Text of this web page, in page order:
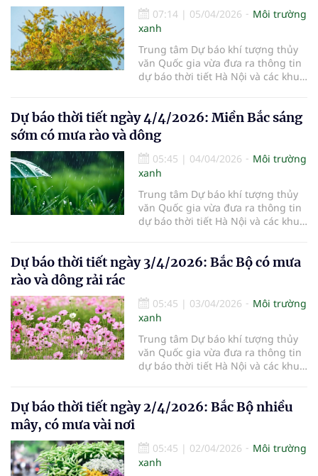
07:14 | 05/04/2026
Môi trường
xanh
Trung tâm Dự báo khí tượng thủy
văn Quốc gia vừa đưa ra thông tin
dự báo thời tiết Hà Nội và các khu
Dự báo thời tiết ngày 4/4/2026: Miền Bắc sáng
sớm có mưa rào và dông
05:45 | 04/04/2026
Môi trường
xanh
Trung tâm Dự báo khí tượng thủy
văn Quốc gia vừa đưa ra thông tin
dự báo thời tiết Hà Nội và các khu
Dự báo thời tiết ngày 3/4/2026: Bắc Bộ có mưa
rào và dông rải rác
05:45 | 03/04/2026
Môi trường
xanh
Trung tâm Dự báo khí tượng thủy
văn Quốc gia vừa đưa ra thông tin
dự báo thời tiết Hà Nội và các khu
Dự báo thời tiết ngày 2/4/2026: Bắc Bộ nhiều
mây, có mưa vài nơi
05:45 | 02/04/2026
Môi trường
xanh